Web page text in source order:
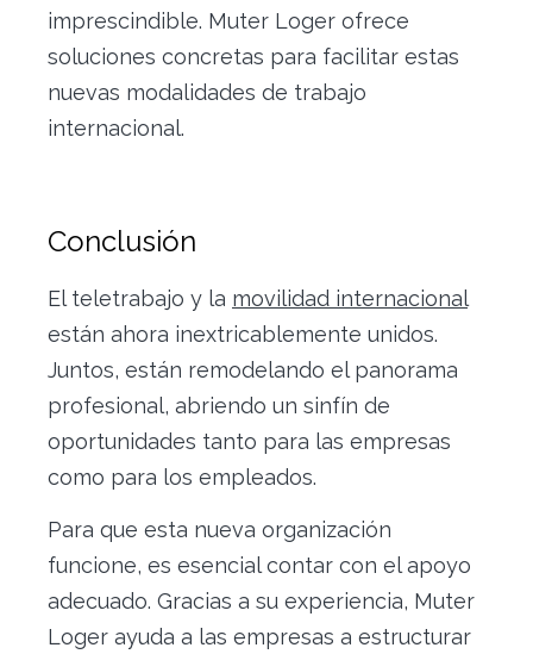
imprescindible. Muter Loger ofrece
soluciones concretas para facilitar estas
nuevas modalidades de trabajo
internacional.
Conclusión
El teletrabajo y la movilidad internacional
están ahora inextricablemente unidos.
Juntos, están remodelando el panorama
profesional, abriendo un sinfín de
oportunidades tanto para las empresas
como para los empleados.
Para que esta nueva organización
funcione, es esencial contar con el apoyo
adecuado. Gracias a su experiencia, Muter
Loger ayuda a las empresas a estructurar